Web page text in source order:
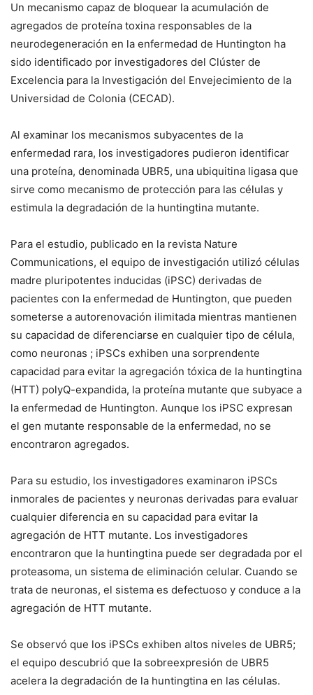
Un mecanismo capaz de bloquear la acumulación de
agregados de proteína toxina responsables de la
neurodegeneración en la enfermedad de Huntington ha
sido identificado por investigadores del Clúster de
Excelencia para la Investigación del Envejecimiento de la
Universidad de Colonia (CECAD).
Al examinar los mecanismos subyacentes de la
enfermedad rara, los investigadores pudieron identificar
una proteína, denominada UBR5, una ubiquitina ligasa que
sirve como mecanismo de protección para las células y
estimula la degradación de la huntingtina mutante.
Para el estudio, publicado en la revista Nature
Communications, el equipo de investigación utilizó células
madre pluripotentes inducidas (iPSC) derivadas de
pacientes con la enfermedad de Huntington, que pueden
someterse a autorenovación ilimitada mientras mantienen
su capacidad de diferenciarse en cualquier tipo de célula,
como neuronas ; iPSCs exhiben una sorprendente
capacidad para evitar la agregación tóxica de la huntingtina
(HTT) polyQ-expandida, la proteína mutante que subyace a
la enfermedad de Huntington. Aunque los iPSC expresan
el gen mutante responsable de la enfermedad, no se
encontraron agregados.
Para su estudio, los investigadores examinaron iPSCs
inmorales de pacientes y neuronas derivadas para evaluar
cualquier diferencia en su capacidad para evitar la
agregación de HTT mutante. Los investigadores
encontraron que la huntingtina puede ser degradada por el
proteasoma, un sistema de eliminación celular. Cuando se
trata de neuronas, el sistema es defectuoso y conduce a la
agregación de HTT mutante.
Se observó que los iPSCs exhiben altos niveles de UBR5;
el equipo descubrió que la sobreexpresión de UBR5
acelera la degradación de la huntingtina en las células.